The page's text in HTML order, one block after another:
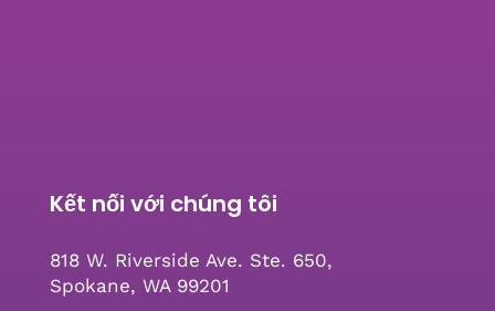
Kết nối với chúng tôi
818 W. Riverside Ave. Ste. 650,
Spokane, WA 99201